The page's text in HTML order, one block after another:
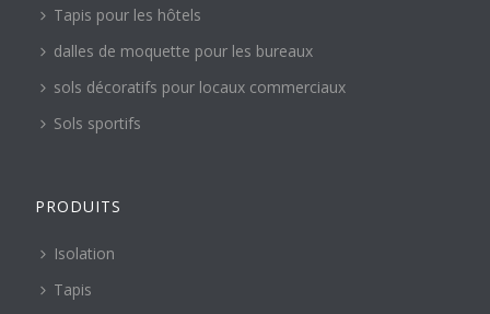
Tapis pour les hôtels
dalles de moquette pour les bureaux
sols décoratifs pour locaux commerciaux
Sols sportifs
PRODUITS
Isolation
Tapis